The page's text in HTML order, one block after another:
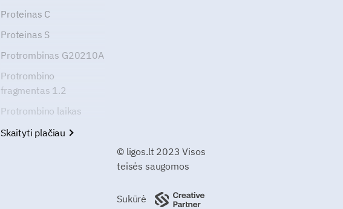
Proteinas C
Proteinas S
Protrombinas G20210A
Protrombino
fragmentas 1.2
Protrombino laikas
Skaityti plačiau
© ligos.lt 2023 Visos
teisės saugomos
Sukūrė